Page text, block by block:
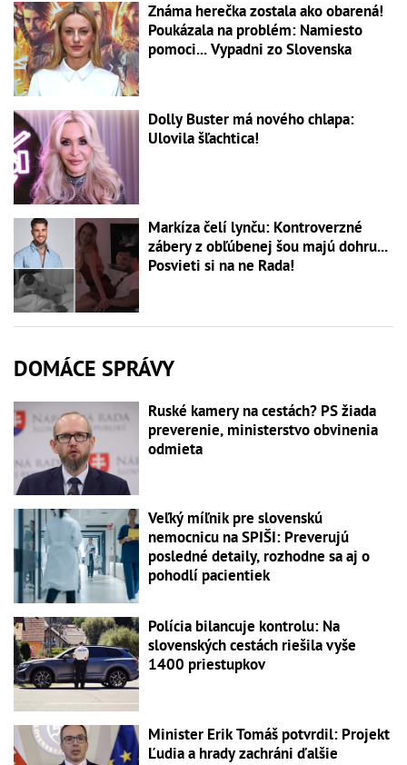
Známa herečka zostala ako obarená!
Poukázala na problém: Namiesto
pomoci... Vypadni zo Slovenska
Dolly Buster má nového chlapa:
Ulovila šľachtica!
Markíza čelí lynču: Kontroverzné
zábery z obľúbenej šou majú dohru...
Posvieti si na ne Rada!
DOMÁCE SPRÁVY
Ruské kamery na cestách? PS žiada
preverenie, ministerstvo obvinenia
odmieta
Veľký míľnik pre slovenskú
nemocnicu na SPIŠI: Preverujú
posledné detaily, rozhodne sa aj o
pohodlí pacientiek
Polícia bilancuje kontrolu: Na
slovenských cestách riešila vyše
1400 priestupkov
Minister Erik Tomáš potvrdil: Projekt
Ľudia a hrady zachráni ďalšie